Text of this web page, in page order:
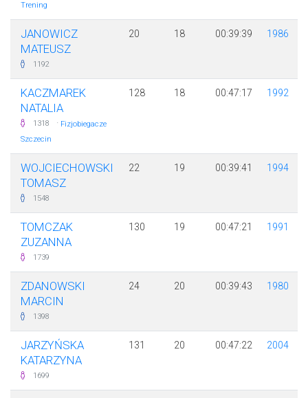
Trening
JANOWICZ
MATEUSZ
1192
20 18 00:39:39 1986
KACZMAREK
NATALIA
1318 · Fizjobiegacze
Szczecin
128 18 00:47:17 1992
WOJCIECHOWSKI
TOMASZ
1548
22 19 00:39:41 1994
TOMCZAK
ZUZANNA
1739
130 19 00:47:21 1991
ZDANOWSKI
MARCIN
1398
24 20 00:39:43 1980
JARZYŃSKA
KATARZYNA
1699
131 20 00:47:22 2004